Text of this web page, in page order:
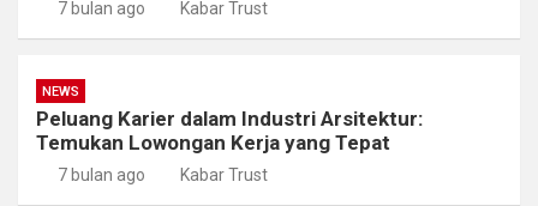
7 bulan ago Kabar Trust
NEWS
Peluang Karier dalam Industri Arsitektur:
Temukan Lowongan Kerja yang Tepat
7 bulan ago Kabar Trust